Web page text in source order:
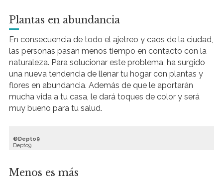
Plantas en abundancia
En consecuencia de todo el ajetreo y caos de la ciudad,
las personas pasan menos tiempo en contacto con la
naturaleza. Para solucionar este problema, ha surgido
una nueva tendencia de llenar tu hogar con plantas y
flores en abundancia. Además de que le aportarán
mucha vida a tu casa, le dará toques de color y será
muy bueno para tu salud.
Depto9
Depto9
Menos es más